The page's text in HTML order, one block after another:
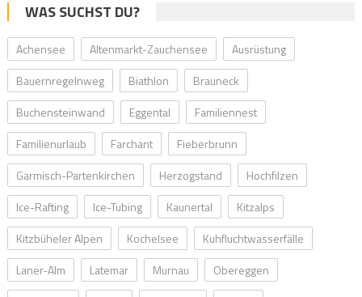
WAS SUCHST DU?
Achensee Altenmarkt-Zauchensee
Ausrüstung
Bauernregelnweg
Biathlon
Brauneck
Buchensteinwand
Eggental
Familiennest
Familienurlaub
Farchant
Fieberbrunn
Garmisch-Partenkirchen
Herzogstand
Hochfilzen
Ice-Rafting
Ice-Tubing Kaunertal
Kitzalps
Kitzbüheler Alpen
Kochelsee
Kuhfluchtwasserfälle
Laner-Alm
Latemar Murnau
Obereggen